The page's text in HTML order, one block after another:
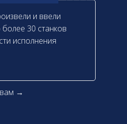
→
и ввели
30 станков
исполнения